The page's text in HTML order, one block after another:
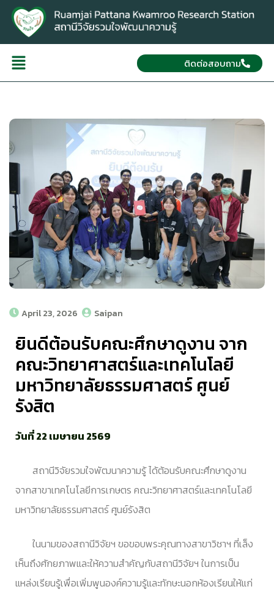
ติดต่อสอบถาม
April 23, 2026 Saipan
ยินดีต้อนรับคณะศึกษาดูงาน จาก
คณะวิทยาศาสตร์และเทคโนโลยี
มหาวิทยาลัยธรรมศาสตร์ ศูนย์
รังสิต
วันที่ 22 เมษายน 2569
สถานีวิจัยรวมใจพัฒนาความรู้ ได้ต้อนรับคณะศึกษาดูงาน
จากสาขาเทคโนโลยีการเกษตร คณะวิทยาศาสตร์และเทคโนโลยี
มหาวิทยาลัยธรรมศาสตร์ ศูนย์รังสิต
ในนามของสถานีวิจัยฯ ขอขอบพระคุณทางสาขาวิชาฯ ที่เล็ง
เห็นถึงศักยภาพและให้ความสำคัญกับสถานีวิจัยฯ ในการเป็น
แหล่งเรียนรู้เพื่อเพิ่มพูนองค์ความรู้และทักษะนอกห้องเรียนให้แก่